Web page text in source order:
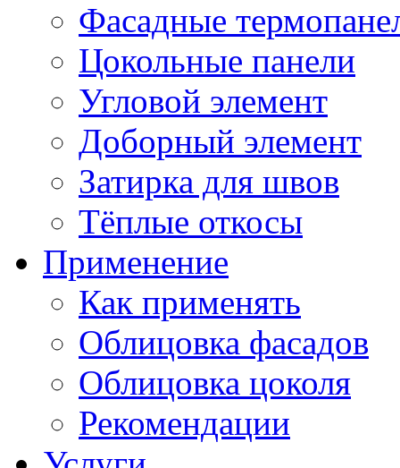
Фасадные
Цокольные панели
Угловой элемент
Доборный элемент
Затирка для швов
Тёплые откосы
Применение
Как применять
Облицовка фасадов
Облицовка цоколя
Рекомендации